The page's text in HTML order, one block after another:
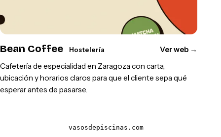
Bean Coffee Hostelería Ver web →
Cafetería de especialidad en Zaragoza con carta,
ubicación y horarios claros para que el cliente sepa qué
esperar antes de pasarse.
vasosdepiscinas.com